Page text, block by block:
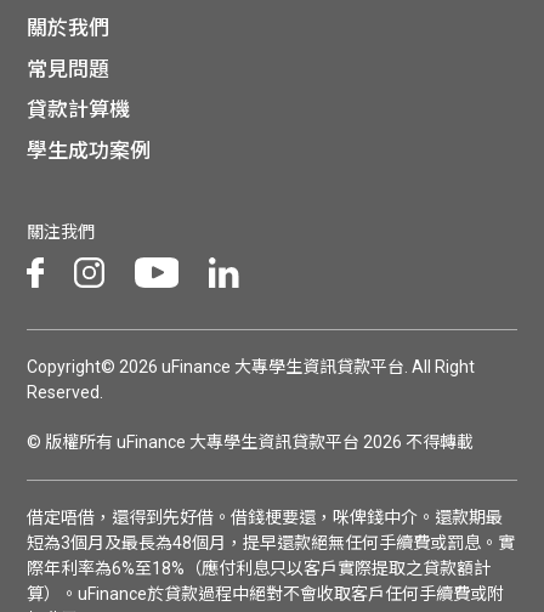
關於我們
常見問題
貸款計算機
學生成功案例
關注我們
Copyright© 2026 uFinance 大專學生資訊貸款平台. All Right
Reserved.
© 版權所有 uFinance 大專學生資訊貸款平台 2026 不得轉載
借定唔借，還得到先好借。借錢梗要還，咪俾錢中介。還款期最
短為3個月及最長為48個月，提早還款絕無任何手續費或罰息。實
際年利率為6%至18%（應付利息只以客戶實際提取之貸款額計
算）。uFinance於貸款過程中絕對不會收取客戶任何手續費或附